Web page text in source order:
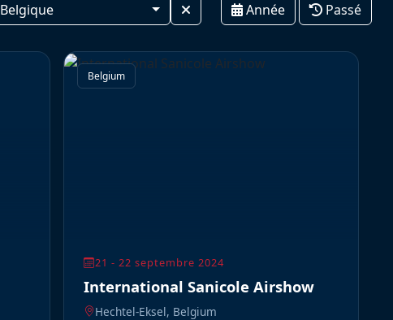
Belgique Année Passé
Belgium
21 - 22 septembre 2024
International Sanicole Airshow
Hechtel-Eksel, Belgium